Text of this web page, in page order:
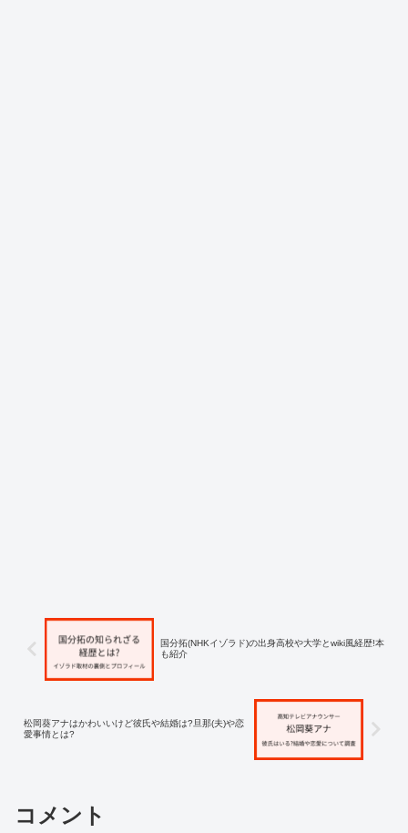
国分拓(NHKイゾラド)の出身高校や大学とwiki風経歴!本
も紹介
松岡葵アナはかわいいけど彼氏や結婚は?旦那(夫)や恋
愛事情とは?
コメント